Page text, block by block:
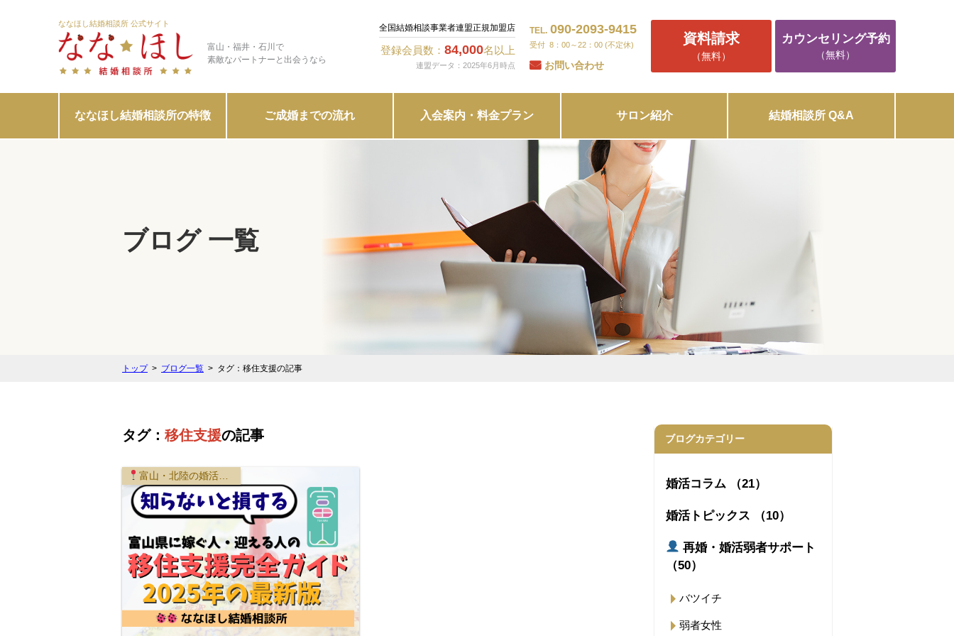
ななほし結婚相談所 公式サイト
富山・福井・石川で
素敵なパートナーと出会うなら
全国結婚相談事業者連盟正規加盟店
登録会員数： 84,000名以上
連盟データ：2025年6月時点
TEL. 090-2093-9415
8：00～22：00 (不定休)
お問い合わせ
資料請求
（無料）
カウンセリング予約
（無料）
ななほし結婚相談所の特徴 ご成婚までの流れ 入会案内・料金プラン サロン紹介 結婚相談所 Q&A
ブログ 一覧
トップ ブログ一覧 タグ：移住支援の記事
タグ： 移住支援の記事
富山・北陸の婚活事情
ブログカテゴリー
婚活コラム （21）
婚活トピックス （10）
再婚・婚活弱者サポート
（50）
バツイチ
弱者女性